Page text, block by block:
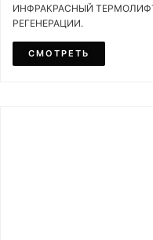
ИНФРАКРАСНЫЙ
РЕГЕНЕРАЦИИ.
СМОТРЕТЬ